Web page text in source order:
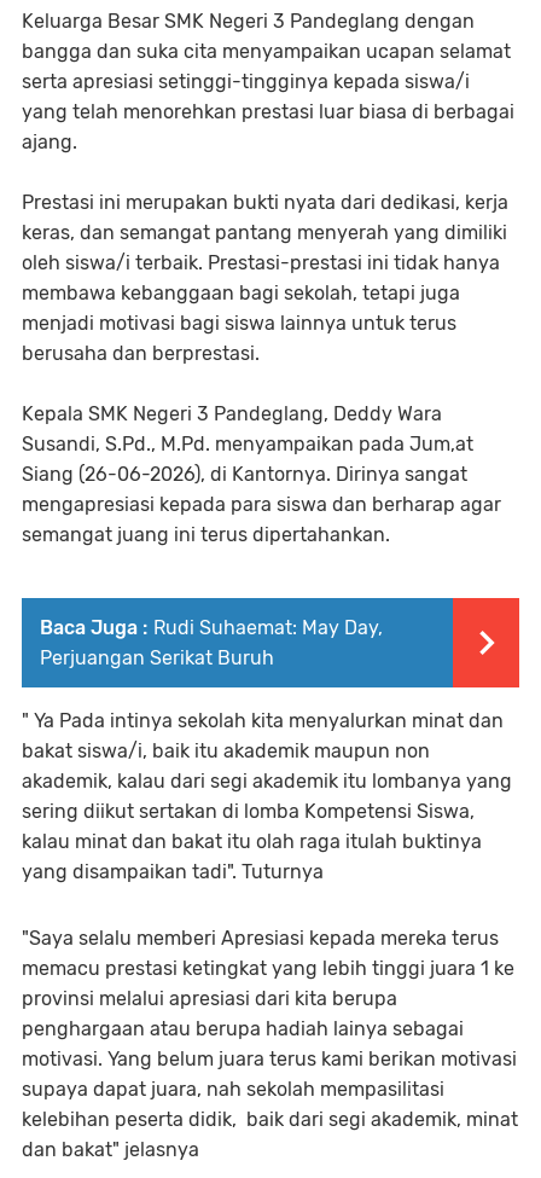
Keluarga Besar SMK Negeri 3 Pandeglang dengan
bangga dan suka cita menyampaikan ucapan selamat
serta apresiasi setinggi-tingginya kepada siswa/i
yang telah menorehkan prestasi luar biasa di berbagai
ajang.
Prestasi ini merupakan bukti nyata dari dedikasi, kerja
keras, dan semangat pantang menyerah yang dimiliki
oleh siswa/i terbaik. Prestasi-prestasi ini tidak hanya
membawa kebanggaan bagi sekolah, tetapi juga
menjadi motivasi bagi siswa lainnya untuk terus
berusaha dan berprestasi.
Kepala SMK Negeri 3 Pandeglang, Deddy Wara
Susandi, S.Pd., M.Pd. menyampaikan pada Jum,at
Siang (26-06-2026), di Kantornya. Dirinya sangat
mengapresiasi kepada para siswa dan berharap agar
semangat juang ini terus dipertahankan.
Baca Juga : Rudi Suhaemat: May Day,
Perjuangan Serikat Buruh
" Ya Pada intinya sekolah kita menyalurkan minat dan
bakat siswa/i, baik itu akademik maupun non
akademik, kalau dari segi akademik itu lombanya yang
sering diikut sertakan di lomba Kompetensi Siswa,
kalau minat dan bakat itu olah raga itulah buktinya
yang disampaikan tadi". Tuturnya
"Saya selalu memberi Apresiasi kepada mereka terus
memacu prestasi ketingkat yang lebih tinggi juara 1 ke
provinsi melalui apresiasi dari kita berupa
penghargaan atau berupa hadiah lainya sebagai
motivasi. Yang belum juara terus kami berikan motivasi
supaya dapat juara, nah sekolah mempasilitasi
kelebihan peserta didik, baik dari segi akademik, minat
dan bakat" jelasnya